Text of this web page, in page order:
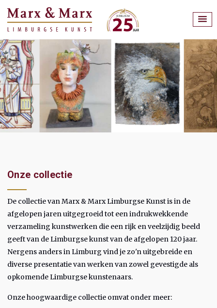
Onze collectie
De collectie van Marx & Marx Limburgse Kunst is in de
afgelopen jaren uitgegroeid tot een indrukwekkende
verzameling kunstwerken die een rijk en veelzijdig beeld
geeft van de Limburgse kunst van de afgelopen 120 jaar.
Nergens anders in Limburg vind je zo'n uitgebreide en
diverse presentatie van werken van zowel gevestigde als
opkomende Limburgse kunstenaars.
Onze hoogwaardige collectie omvat onder meer: